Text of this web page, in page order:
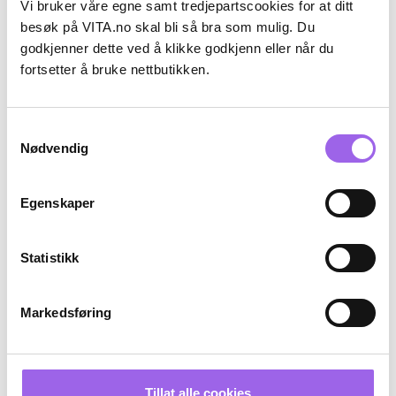
Vi bruker våre egne samt tredjepartscookies for at ditt
besøk på VITA.no skal bli så bra som mulig. Du
godkjenner dette ved å klikke godkjenn eller når du
fortsetter å bruke nettbutikken.
Nødvendig
Egenskaper
Statistikk
Markedsføring
Tillat alle cookies
Karakter:
4.7 av 5 mulige
Dr Greve
Dr Greve Aloe Vera Body Lotion
69,-69 NOK
Karakter:
(4)
4.3 av 5 mulige
Korres
Santorini Grape Body Milk Mini
På lager i 113 butikker
Gave ved kjøp ☀️